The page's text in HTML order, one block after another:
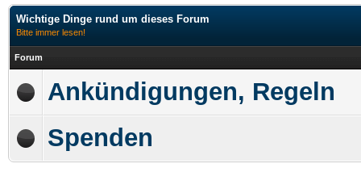
Wichtige Dinge rund um dieses Forum
Bitte immer lesen!
Forum
Ankündigungen, Regeln
Spenden